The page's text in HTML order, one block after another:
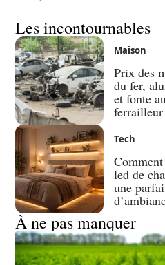
Les incontournables
Maison
Prix des
du fer,
et fonte
ferrailleur
Tech
led de
une
À ne pas manquer